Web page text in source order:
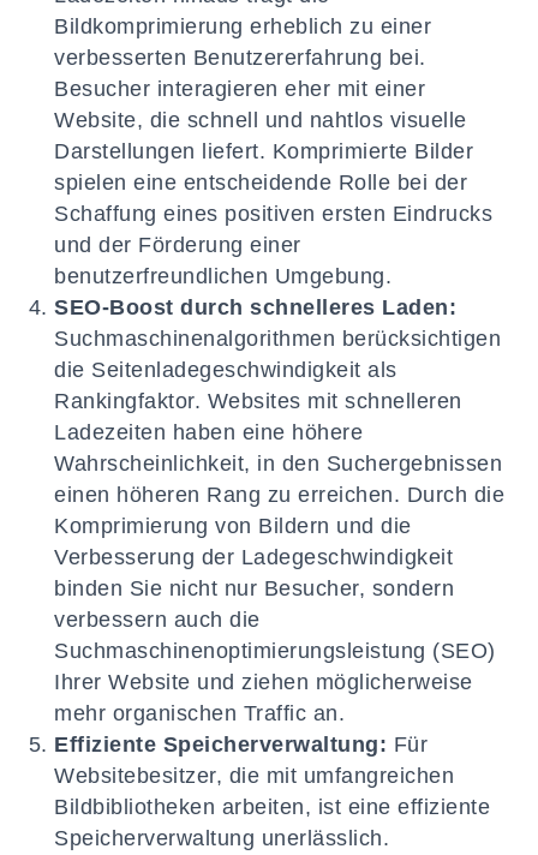
Bildkomprimierung erheblich zu einer
verbesserten Benutzererfahrung bei.
Besucher interagieren eher mit einer
Website, die schnell und nahtlos visuelle
Darstellungen liefert. Komprimierte Bilder
spielen eine entscheidende Rolle bei der
Schaffung eines positiven ersten Eindrucks
und der Förderung einer
benutzerfreundlichen Umgebung.
SEO-Boost durch schnelleres Laden:
Suchmaschinenalgorithmen berücksichtigen
die Seitenladegeschwindigkeit als
Rankingfaktor. Websites mit schnelleren
Ladezeiten haben eine höhere
Wahrscheinlichkeit, in den Suchergebnissen
einen höheren Rang zu erreichen. Durch die
Komprimierung von Bildern und die
Verbesserung der Ladegeschwindigkeit
binden Sie nicht nur Besucher, sondern
verbessern auch die
Suchmaschinenoptimierungsleistung (SEO)
Ihrer Website und ziehen möglicherweise
mehr organischen Traffic an.
Effiziente Speicherverwaltung: Für
Websitebesitzer, die mit umfangreichen
Bildbibliotheken arbeiten, ist eine effiziente
Speicherverwaltung unerlässlich.